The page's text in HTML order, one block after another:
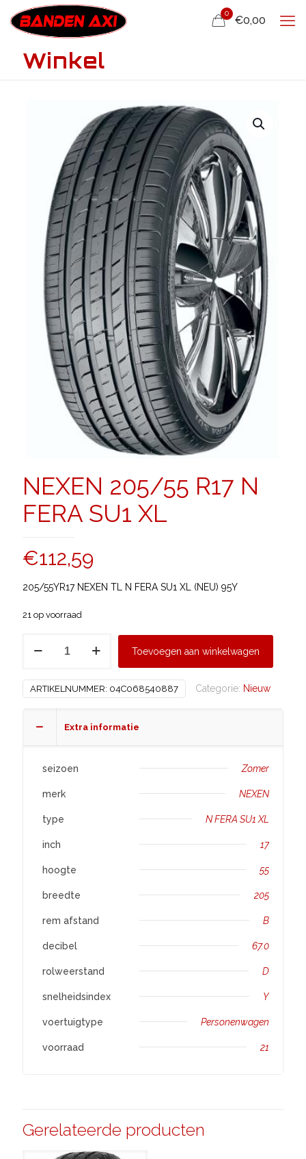
0
€0,00
Winkel
NEXEN 205/55 R17 N
FERA SU1 XL
€112,59
205/55YR17 NEXEN TL N FERA SU1 XL (NEU) 95Y
21 op voorraad
SU1
Toevoegen aan winkelwagen
ARTIKELNUMMER: 04C068540887 Categorie: Nieuw
Extra informatie
seizoen Zomer
merk NEXEN
type N FERA SU1 XL
inch 17
hoogte 55
breedte 205
rem afstand B
decibel 67.0
rolweerstand D
snelheidsindex Y
voertuigtype Personenwagen
voorraad 21
Gerelateerde producten